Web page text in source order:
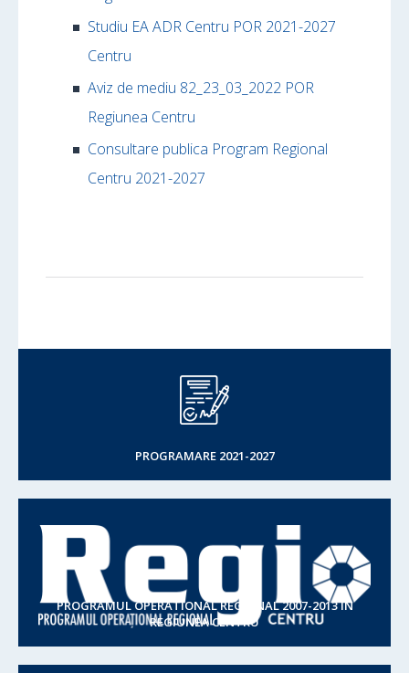
Studiu EA ADR Centru POR 2021-2027
Centru
Aviz de mediu 82_23_03_2022 POR
Regiunea Centru
Consultare publica Program Regional
Centru 2021-2027
PROGRAMARE 2021-2027
PROGRAMUL OPERATIONAL REGIONAL 2007-2013 IN
REGIUNEA CENTRU